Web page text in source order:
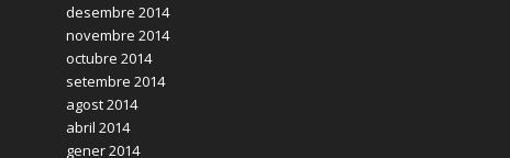
desembre 2014
novembre 2014
octubre 2014
setembre 2014
agost 2014
abril 2014
gener 2014